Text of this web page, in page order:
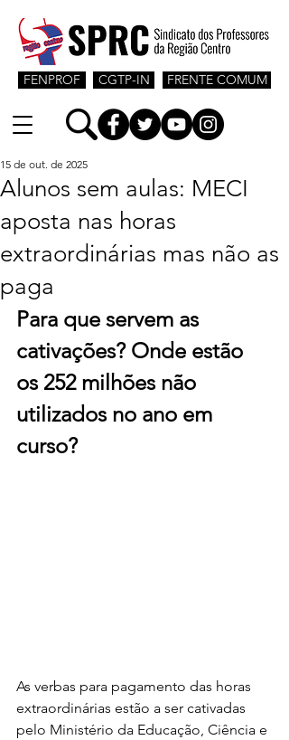
CGTP-IN
FENPROF FRENTE COMUM
Alunos sem aulas: MECI
aposta nas horas
extraordinárias mas não as
paga
15 de out. de 2025
Para que servem as
cativações? Onde estão
os 252 milhões não
utilizados no ano em
curso?
As verbas para pagamento das horas
extraordinárias estão a ser cativadas
pelo Ministério da Educação, Ciência e